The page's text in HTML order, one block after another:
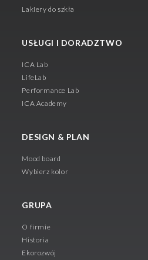
Lakiery do szkła
USŁUGI I DORADZTWO
ICA Lab
LifeLab
Performance Lab
ICA Academy
DESIGN & PLAN
Mood board
Wybierz kolor
GRUPA
O firmie
Historia
Ekorozwój